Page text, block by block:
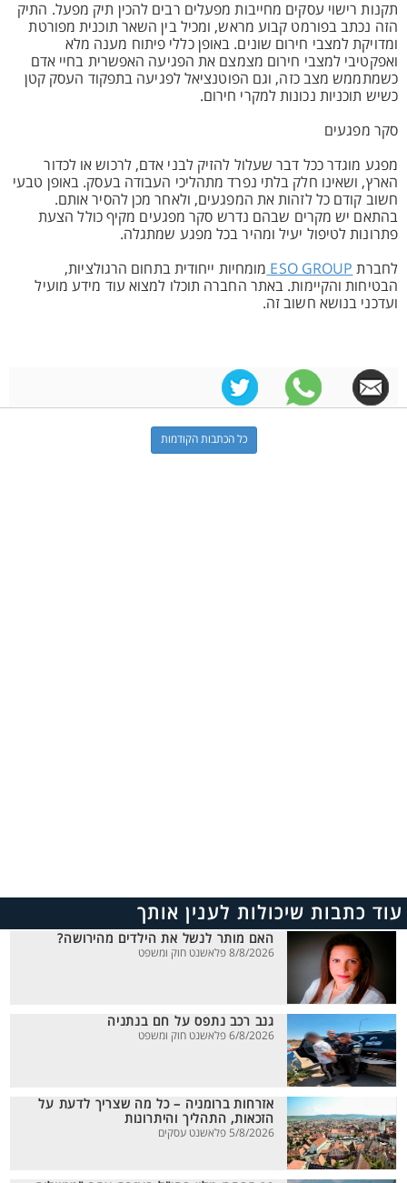
תקנות רישוי עסקים מחייבות מפעלים רבים להכין תיק מפעל. התיק
הזה נכתב בפורמט קבוע מראש, ומכיל בין השאר תוכנית מפורטת
ומדויקת למצבי חירום שונים. באופן כללי פיתוח מענה מלא
ואפקטיבי למצבי חירום מצמצם את הפגיעה האפשרית בחיי אדם
כשמתממש מצב כזה, וגם הפוטנציאל לפגיעה בתפקוד העסק קטן
כשיש תוכניות נכונות למקרי חירום.
סקר מפגעים
מפגע מוגדר ככל דבר שעלול להזיק לבני אדם, לרכוש או לכדור
הארץ, ושאינו חלק בלתי נפרד מתהליכי העבודה בעסק. באופן טבעי
חשוב קודם כל לזהות את המפגעים, ולאחר מכן להסיר אותם.
בהתאם יש מקרים שבהם נדרש סקר מפגעים מקיף כולל הצעת
פתרונות לטיפול יעיל ומהיר בכל מפגע שמתגלה.
לחברת ESO GROUP מומחיות ייחודית בתחום הרגולציות,
הבטיחות והקיימות. באתר החברה תוכלו למצוא עוד מידע מועיל
ועדכני בנושא חשוב זה.
כל הכתבות הקודמות
עוד כתבות שיכולות לענין אותך
האם מותר לנשל את הילדים מהירושה?
8/8/2026 פלאשנט חוק ומשפט
גנב רכב נתפס על חם בנתניה
6/8/2026 פלאשנט חוק ומשפט
אזרחות ברומניה – כל מה שצריך לדעת על
הזכאות, התהליך והיתרונות
5/8/2026 פלאשנט עסקים